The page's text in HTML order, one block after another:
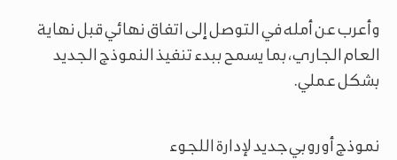
وأعرب عن أمله في التوصل إلى اتفاق نهائي قبل نهاية
العام الجاري، بما يسمح ببدء تنفيذ النموذج الجديد
بشكل عملي.
نموذج أوروبي جديد لإدارة اللجوء